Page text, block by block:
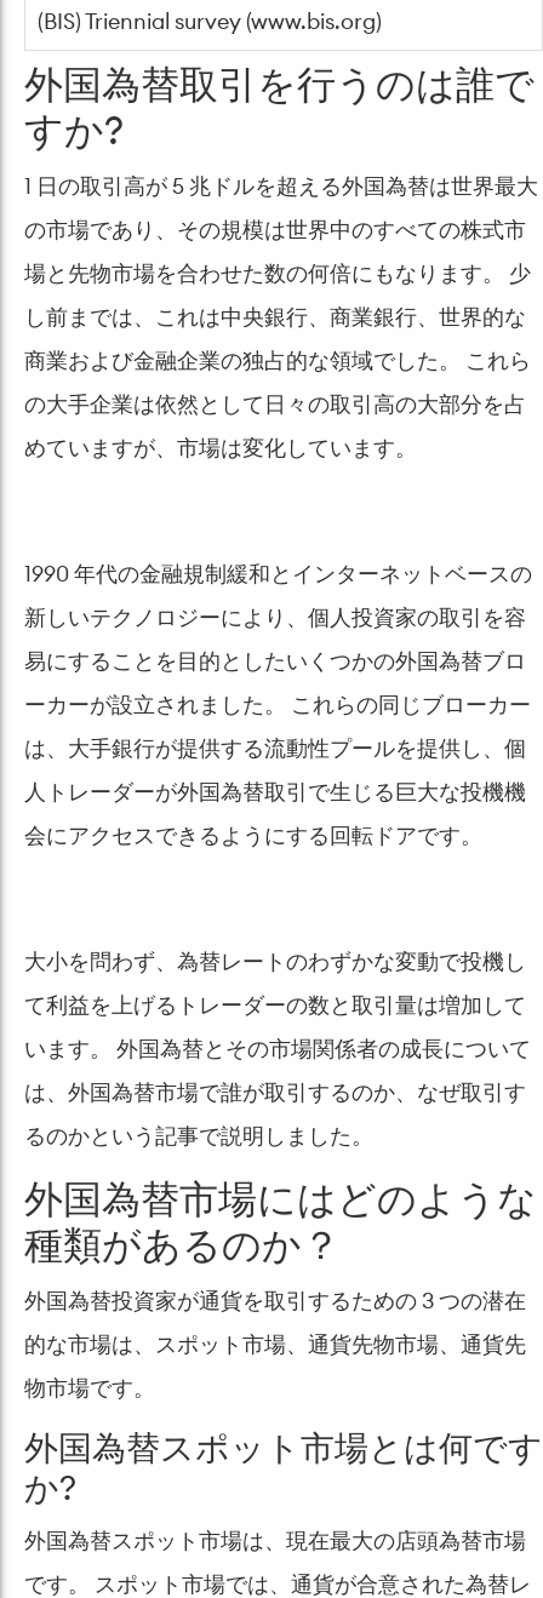
(BIS) Triennial survey (www.bis.org)
外国為替取引を行うのは誰で
すか?
1 日の取引高が 5 兆ドルを超える外国為替は世界最大
の市場であり、その規模は世界中のすべての株式市
場と先物市場を合わせた数の何倍にもなります。 少
し前までは、これは中央銀行、商業銀行、世界的な
商業および金融企業の独占的な領域でした。 これら
の大手企業は依然として日々の取引高の大部分を占
めていますが、市場は変化しています。
1990 年代の金融規制緩和とインターネットベースの
新しいテクノロジーにより、個人投資家の取引を容
易にすることを目的としたいくつかの外国為替ブロ
ーカーが設立されました。 これらの同じブローカー
は、大手銀行が提供する流動性プールを提供し、個
人トレーダーが外国為替取引で生じる巨大な投機機
会にアクセスできるようにする回転ドアです。
大小を問わず、為替レートのわずかな変動で投機し
て利益を上げるトレーダーの数と取引量は増加して
います。 外国為替とその市場関係者の成長について
は、外国為替市場で誰が取引するのか、なぜ取引す
るのかという記事で説明しました。
外国為替市場にはどのような
種類があるのか？
外国為替投資家が通貨を取引するための 3 つの潜在
的な市場は、スポット市場、通貨先物市場、通貨先
物市場です。
外国為替スポット市場とは何です
か?
外国為替スポット市場は、現在最大の店頭為替市場
です。 スポット市場では、通貨が合意された為替レ